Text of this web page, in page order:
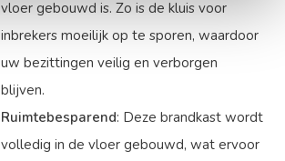
vloer gebouwd is. Zo is de kluis voor
inbrekers moeilijk op te sporen, waardoor
uw bezittingen veilig en verborgen
blijven.
Ruimtebesparend: Deze brandkast wordt
volledig in de vloer gebouwd, wat ervoor